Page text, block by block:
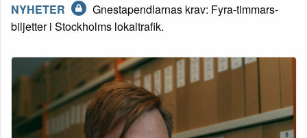
NYHETER
Gnestapendlarnas krav: Fyra-timmars-
biljetter i Stockholms lokaltrafik.